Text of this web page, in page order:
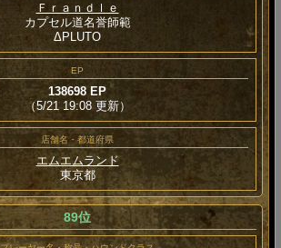
Ｆｒａｎｄｌｅ
カプセル道名誉師範
ΔPLUTO
EP
138698 EP
（5/21 19:08 更新）
店舗名・都道府県
エムエムランド
東京都
89位